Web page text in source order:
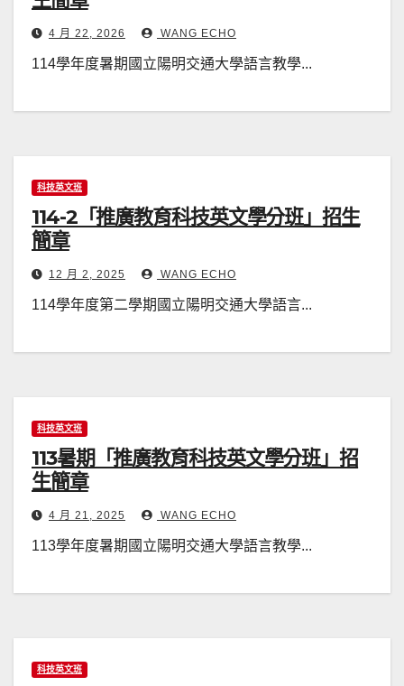
4 月 22, 2026 WANG ECHO
114學年度暑期國立陽明交通大學語言教學...
科技英文班
114-2「推廣教育科技英文學分班」招生
簡章
12 月 2, 2025 WANG ECHO
114學年度第二學期國立陽明交通大學語言...
科技英文班
113暑期「推廣教育科技英文學分班」招
生簡章
4 月 21, 2025 WANG ECHO
113學年度暑期國立陽明交通大學語言教學...
科技英文班